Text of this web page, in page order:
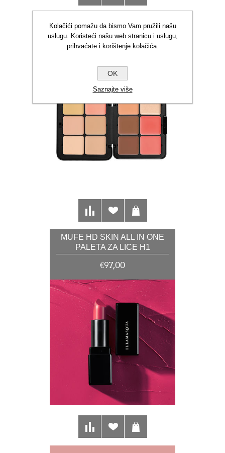
OČI SOPHIE
€23,50
MUFE HD SKIN ALL IN ONE
PALETA ZA LICE H1
€97,00
Kolačići pomažu da bismo Vam pružili našu
uslugu. Koristeći našu web stranicu i uslugu,
prihvaćate i korištenje kolačića.
OK
Saznajte više